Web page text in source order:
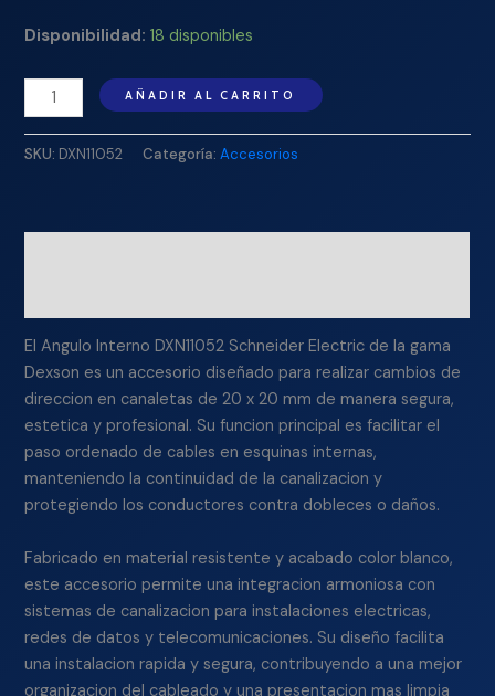
Disponibilidad: 18 disponibles
AÑADIR AL CARRITO
SKU: DXN11052 Categoría:Accesorios
El Angulo Interno DXN11052 Schneider Electric de la gama
Dexson es un accesorio diseñado para realizar cambios de
direccion en canaletas de 20 x 20 mm de manera segura,
estetica y profesional. Su funcion principal es facilitar el
paso ordenado de cables en esquinas internas,
manteniendo la continuidad de la canalizacion y
protegiendo los conductores contra dobleces o daños.
Fabricado en material resistente y acabado color blanco,
este accesorio permite una integracion armoniosa con
sistemas de canalizacion para instalaciones electricas,
redes de datos y telecomunicaciones. Su diseño facilita
una instalacion rapida y segura, contribuyendo a una mejor
organizacion del cableado y una presentacion mas limpia